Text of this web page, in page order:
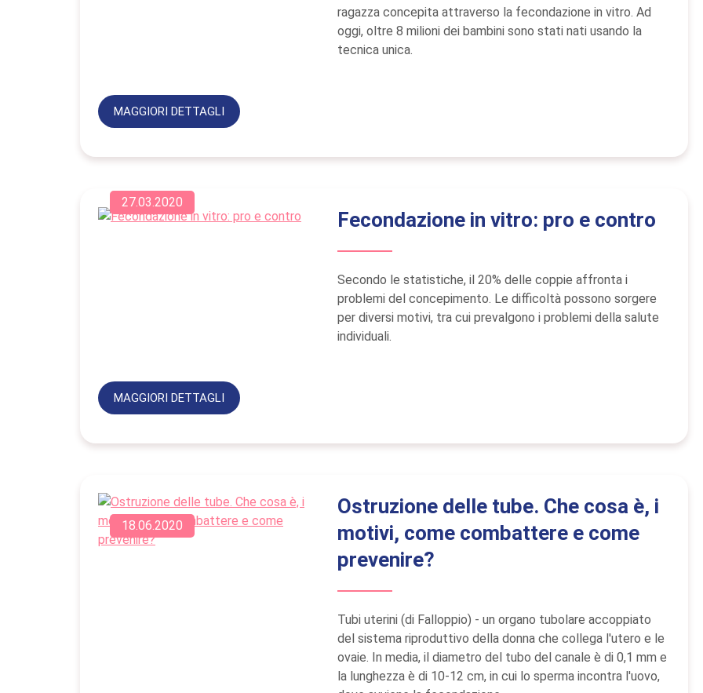
ragazza concepita attraverso la fecondazione in vitro. Ad
oggi, oltre 8 milioni dei bambini sono stati nati usando la
tecnica unica.
MAGGIORI DETTAGLI
27.03.2020
Fecondazione in vitro: pro e contro
Secondo le statistiche, il 20% delle coppie affronta i
problemi del concepimento. Le difficoltà possono sorgere
per diversi motivi, tra cui prevalgono i problemi della salute
individuali.
MAGGIORI DETTAGLI
18.06.2020
Ostruzione delle tube. Che cosa è, i
motivi, come combattere e come
prevenire?
Tubi uterini (di Falloppio) - un organo tubolare accoppiato
del sistema riproduttivo della donna che collega l'utero e le
ovaie. In media, il diametro del tubo del canale è di 0,1 mm e
la lunghezza è di 10-12 cm, in cui lo sperma incontra l'uovo,